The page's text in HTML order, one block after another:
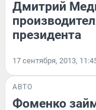
Дмитрий
президента
17 сентября, 2013,
АВТО
Фоменко